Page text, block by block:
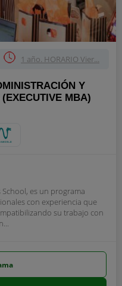
1 año. HORARIO Vier...
Y
MBA)
School, es un programa
con experiencia que
su trabajo con